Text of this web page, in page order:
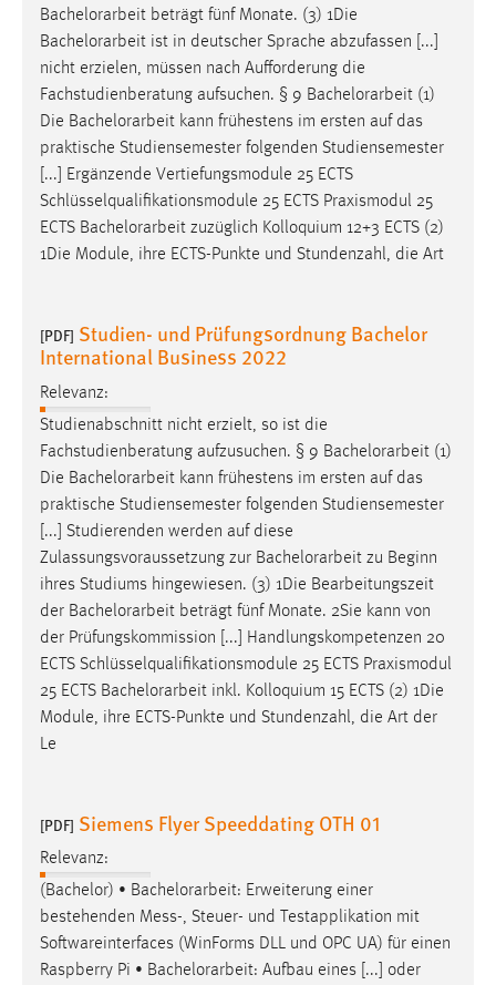
Bachelorarbeit beträgt fünf Monate. (3) 1Die
Bachelorarbeit ist in deutscher Sprache abzufassen [...]
nicht erzielen, müssen nach Aufforderung die
Fachstudienberatung aufsuchen. § 9 Bachelorarbeit (1)
Die Bachelorarbeit kann frühestens im ersten auf das
praktische Studiensemester folgenden Studiensemester
[...] Ergänzende Vertiefungsmodule 25 ECTS
Schlüsselqualifikationsmodule 25 ECTS Praxismodul 25
ECTS Bachelorarbeit zuzüglich Kolloquium 12+3 ECTS (2)
1Die Module, ihre ECTS-Punkte und Stundenzahl, die Art
[PDF] Studien- und Prüfungsordnung Bachelor
International Business 2022
Relevanz:
Studienabschnitt nicht erzielt, so ist die
Fachstudienberatung aufzusuchen. § 9 Bachelorarbeit (1)
Die Bachelorarbeit kann frühestens im ersten auf das
praktische Studiensemester folgenden Studiensemester
[...] Studierenden werden auf diese
Zulassungsvoraussetzung zur Bachelorarbeit zu Beginn
ihres Studiums hingewiesen. (3) 1Die Bearbeitungszeit
der Bachelorarbeit beträgt fünf Monate. 2Sie kann von
der Prüfungskommission [...] Handlungskompetenzen 20
ECTS Schlüsselqualifikationsmodule 25 ECTS Praxismodul
25 ECTS Bachelorarbeit inkl. Kolloquium 15 ECTS (2) 1Die
Module, ihre ECTS-Punkte und Stundenzahl, die Art der
Le
[PDF] Siemens Flyer Speeddating OTH 01
Relevanz:
(Bachelor) • Bachelorarbeit: Erweiterung einer
bestehenden Mess-, Steuer- und Testapplikation mit
Softwareinterfaces (WinForms DLL und OPC UA) für einen
Raspberry Pi • Bachelorarbeit: Aufbau eines [...] oder